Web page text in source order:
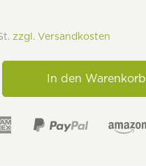
zzgl. Versandkosten
In den Warenkorb